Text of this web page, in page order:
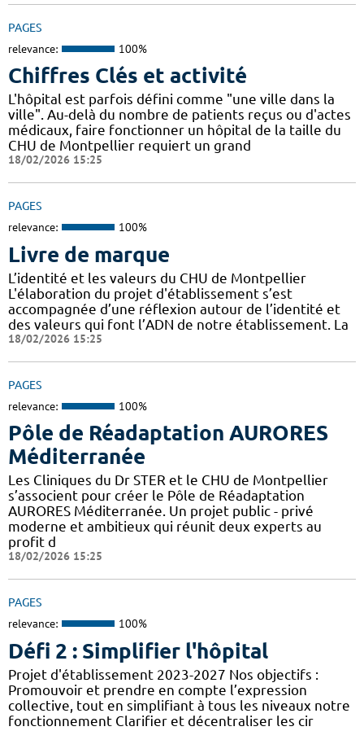
PAGES
relevance: 100%
Chiffres Clés et activité
L'hôpital est parfois défini comme "une ville dans la
ville". Au-delà du nombre de patients reçus ou d'actes
médicaux, faire fonctionner un hôpital de la taille du
CHU de Montpellier requiert un grand
18/02/2026 15:25
PAGES
relevance: 100%
Livre de marque
L’identité et les valeurs du CHU de Montpellier
L'élaboration du projet d'établissement s’est
accompagnée d’une réflexion autour de l’identité et
des valeurs qui font l’ADN de notre établissement. La
18/02/2026 15:25
PAGES
relevance: 100%
Pôle de Réadaptation AURORES
Méditerranée
Les Cliniques du Dr STER et le CHU de Montpellier
s’associent pour créer le Pôle de Réadaptation
AURORES Méditerranée. Un projet public - privé
moderne et ambitieux qui réunit deux experts au
profit d
18/02/2026 15:25
PAGES
relevance: 100%
Défi 2 : Simplifier l'hôpital
Projet d'établissement 2023-2027 Nos objectifs :
Promouvoir et prendre en compte l’expression
collective, tout en simplifiant à tous les niveaux notre
fonctionnement Clarifier et décentraliser les cir